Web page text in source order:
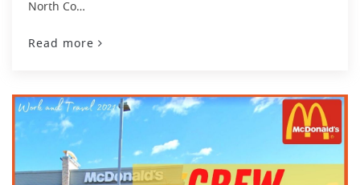
North Co…
Read more